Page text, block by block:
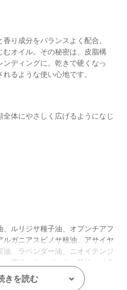
り成分をバランスよく配合。
むオイル。その秘密は、皮脂構
ディングに。乾きで硬くなっ
るような使い心地です。
体にやさしく広げるようになじ
、ルリジサ種子油、オプンチアフ
ルガニアスピノサ核油、アサイヤ
油、ラベンダー油、ニオイテンジ
レ花油、ローズマリー葉油、イラ
ラハイブリダ油、アオモジ果実
レンジ油、トコフェロール
きを読む